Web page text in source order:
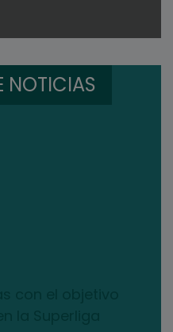
NOTICIAS